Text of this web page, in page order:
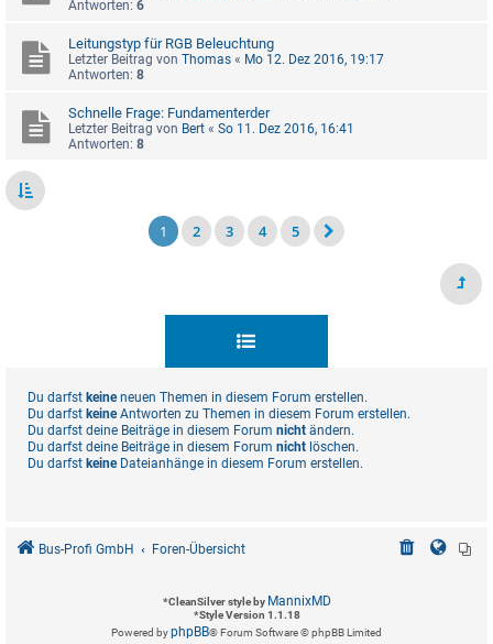
Antworten: 6
Leitungstyp für RGB Beleuchtung
Letzter Beitrag von Thomas « Mo 12. Dez 2016, 19:17
Antworten: 8
Schnelle Frage: Fundamenterder
Letzter Beitrag von Bert « So 11. Dez 2016, 16:41
Antworten: 8
1 2 3 4 5
Du darfst keineneuen Themen in diesem Forum erstellen.
Du darfst keineAntworten zu Themen in diesem Forum erstellen.
Du darfst deine Beiträge in diesem Forum nicht ändern.
Du darfst deine Beiträge in diesem Forum nicht löschen.
Du darfst keineDateianhänge in diesem Forum erstellen.
Bus-Profi GmbH Foren-Übersicht
*CleanSilver style by MannixMD
*Style Version 1.1.18
Powered byphpBB® Forum Software © phpBB Limited